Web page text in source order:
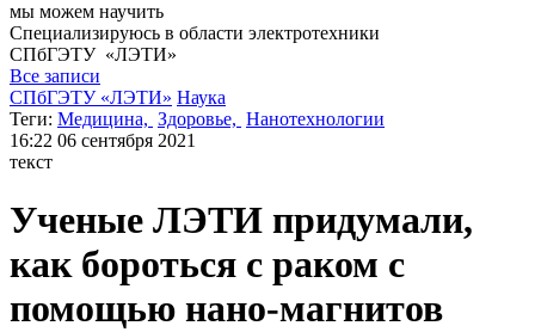
мы можем научить
Специализируюсь в области электротехники
СПбГЭТУ «ЛЭТИ»
Все записи
СПбГЭТУ «ЛЭТИ» Наука
Теги: Медицина, Здоровье, Нанотехнологии
16:22 06 сентября 2021
текст
Ученые ЛЭТИ придумали,
как бороться с раком с
помощью нано-магнитов